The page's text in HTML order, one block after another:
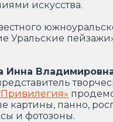
искусства.
Уральские
Инна
картины, панно,
и фотозоны.